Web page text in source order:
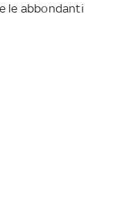
le abbondanti